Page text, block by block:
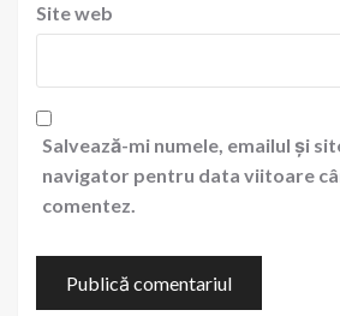
Site web
Salvează-mi numele, emailul și
navigator pentru data viitoare
comentez.